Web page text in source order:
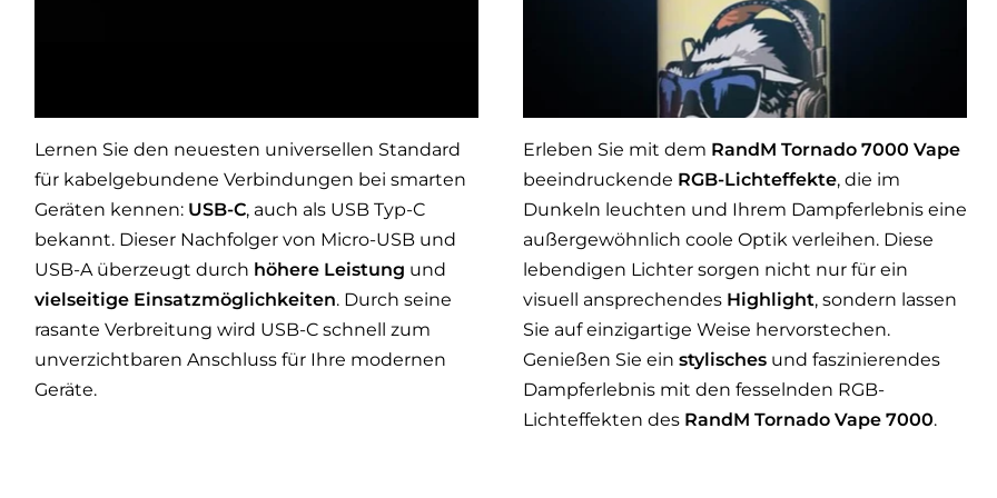
Lernen Sie den neuesten universellen Standard
für kabelgebundene Verbindungen bei smarten
Geräten kennen: USB-C, auch als USB Typ-C
bekannt. Dieser Nachfolger von Micro-USB und
USB-A überzeugt durch höhere Leistung und
vielseitige Einsatzmöglichkeiten. Durch seine
rasante Verbreitung wird USB-C schnell zum
unverzichtbaren Anschluss für Ihre modernen
Geräte.
Erleben Sie mit dem RandM Tornado 7000 Vape
beeindruckende RGB-Lichteffekte, die im
Dunkeln leuchten und Ihrem Dampferlebnis eine
außergewöhnlich coole Optik verleihen. Diese
lebendigen Lichter sorgen nicht nur für ein
visuell ansprechendes Highlight, sondern lassen
Sie auf einzigartige Weise hervorstechen.
Genießen Sie ein stylisches und faszinierendes
Dampferlebnis mit den fesselnden RGB-
Lichteffekten des RandM Tornado Vape 7000.